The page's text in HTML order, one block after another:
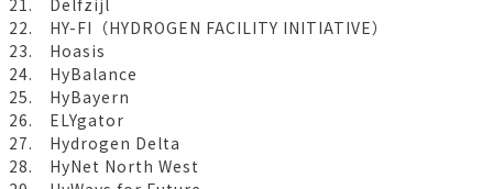
21. Delfzijl
22. HY-FI（HYDROGEN FACILITY INITIATIVE）
23. Hoasis
24. HyBalance
25. HyBayern
26. ELYgator
27. Hydrogen Delta
28. HyNet North West